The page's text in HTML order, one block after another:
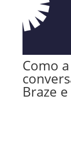
Como
Braze